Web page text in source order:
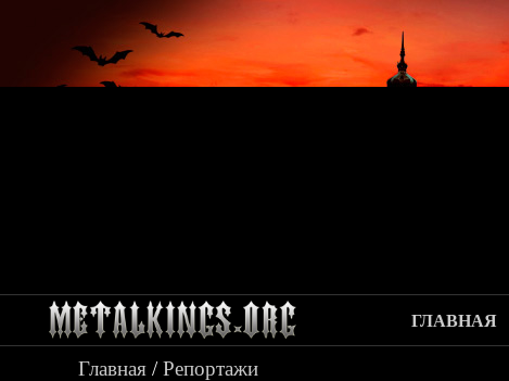
ГЛАВНАЯ
Главная /Репортажи